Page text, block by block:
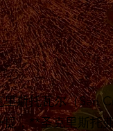
斯托瓦尔（San
，**圣克里斯托